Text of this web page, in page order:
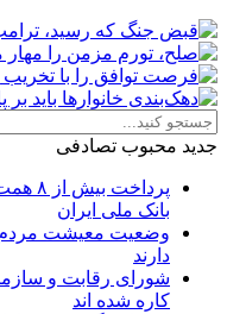
جدید محبوب تصادفی
بانک ملی ایران
وضعیت معیشت مردم و
دارند
شورای رقابت و
کاره شده اند